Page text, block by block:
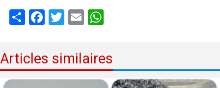
ShareFacebook
Twitter
Email
Articles similaires